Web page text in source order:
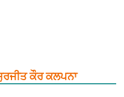
ਕੌਰ ਕਲਪਨਾ